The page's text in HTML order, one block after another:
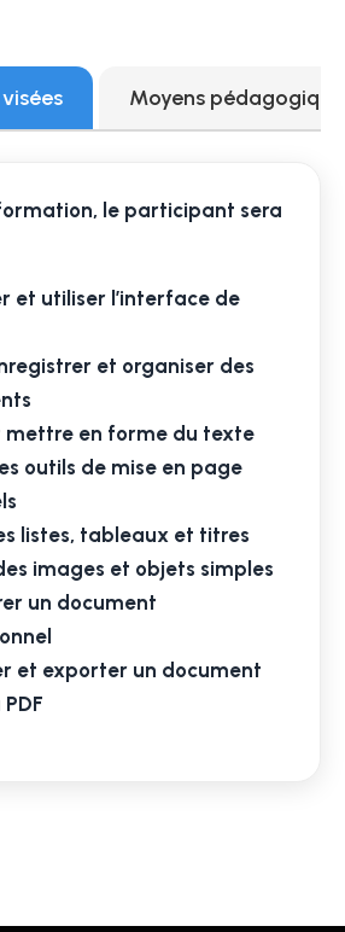
Moyens
formation, le participant sera
et utiliser l’interface de
et organiser des
mettre en forme du texte
outils de mise en page
listes, tableaux et titres
images et objets simples
un document
et exporter un document